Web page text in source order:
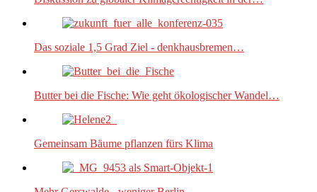
Das soziale 1,5 Grad Ziel - denkhausbremen…
Butter bei die Fische: Wie geht ökologischer Wandel…
Gemeinsam Bäume pflanzen fürs Klima